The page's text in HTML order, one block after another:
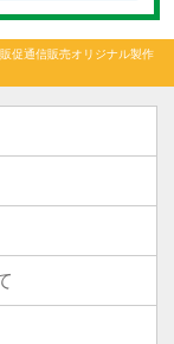
促通信販売オリジナル製作